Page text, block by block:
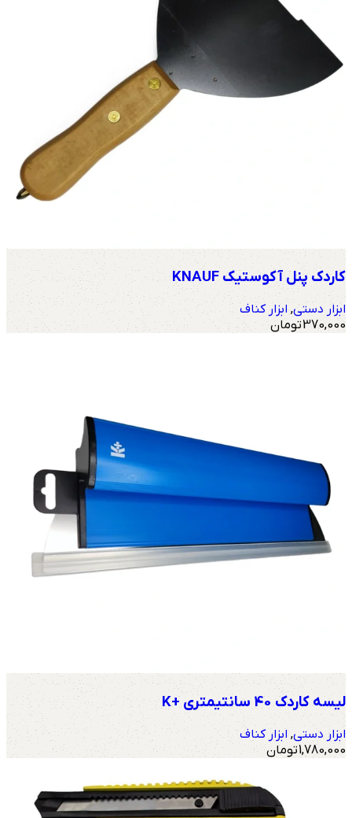
کاردک پنل آکوستیک KNAUF
ابزار دستی, ابزار کناف
370,000تومان
لیسه کاردک 40 سانتیمتری +K
ابزار دستی,ابزار کناف
1,780,000تومان